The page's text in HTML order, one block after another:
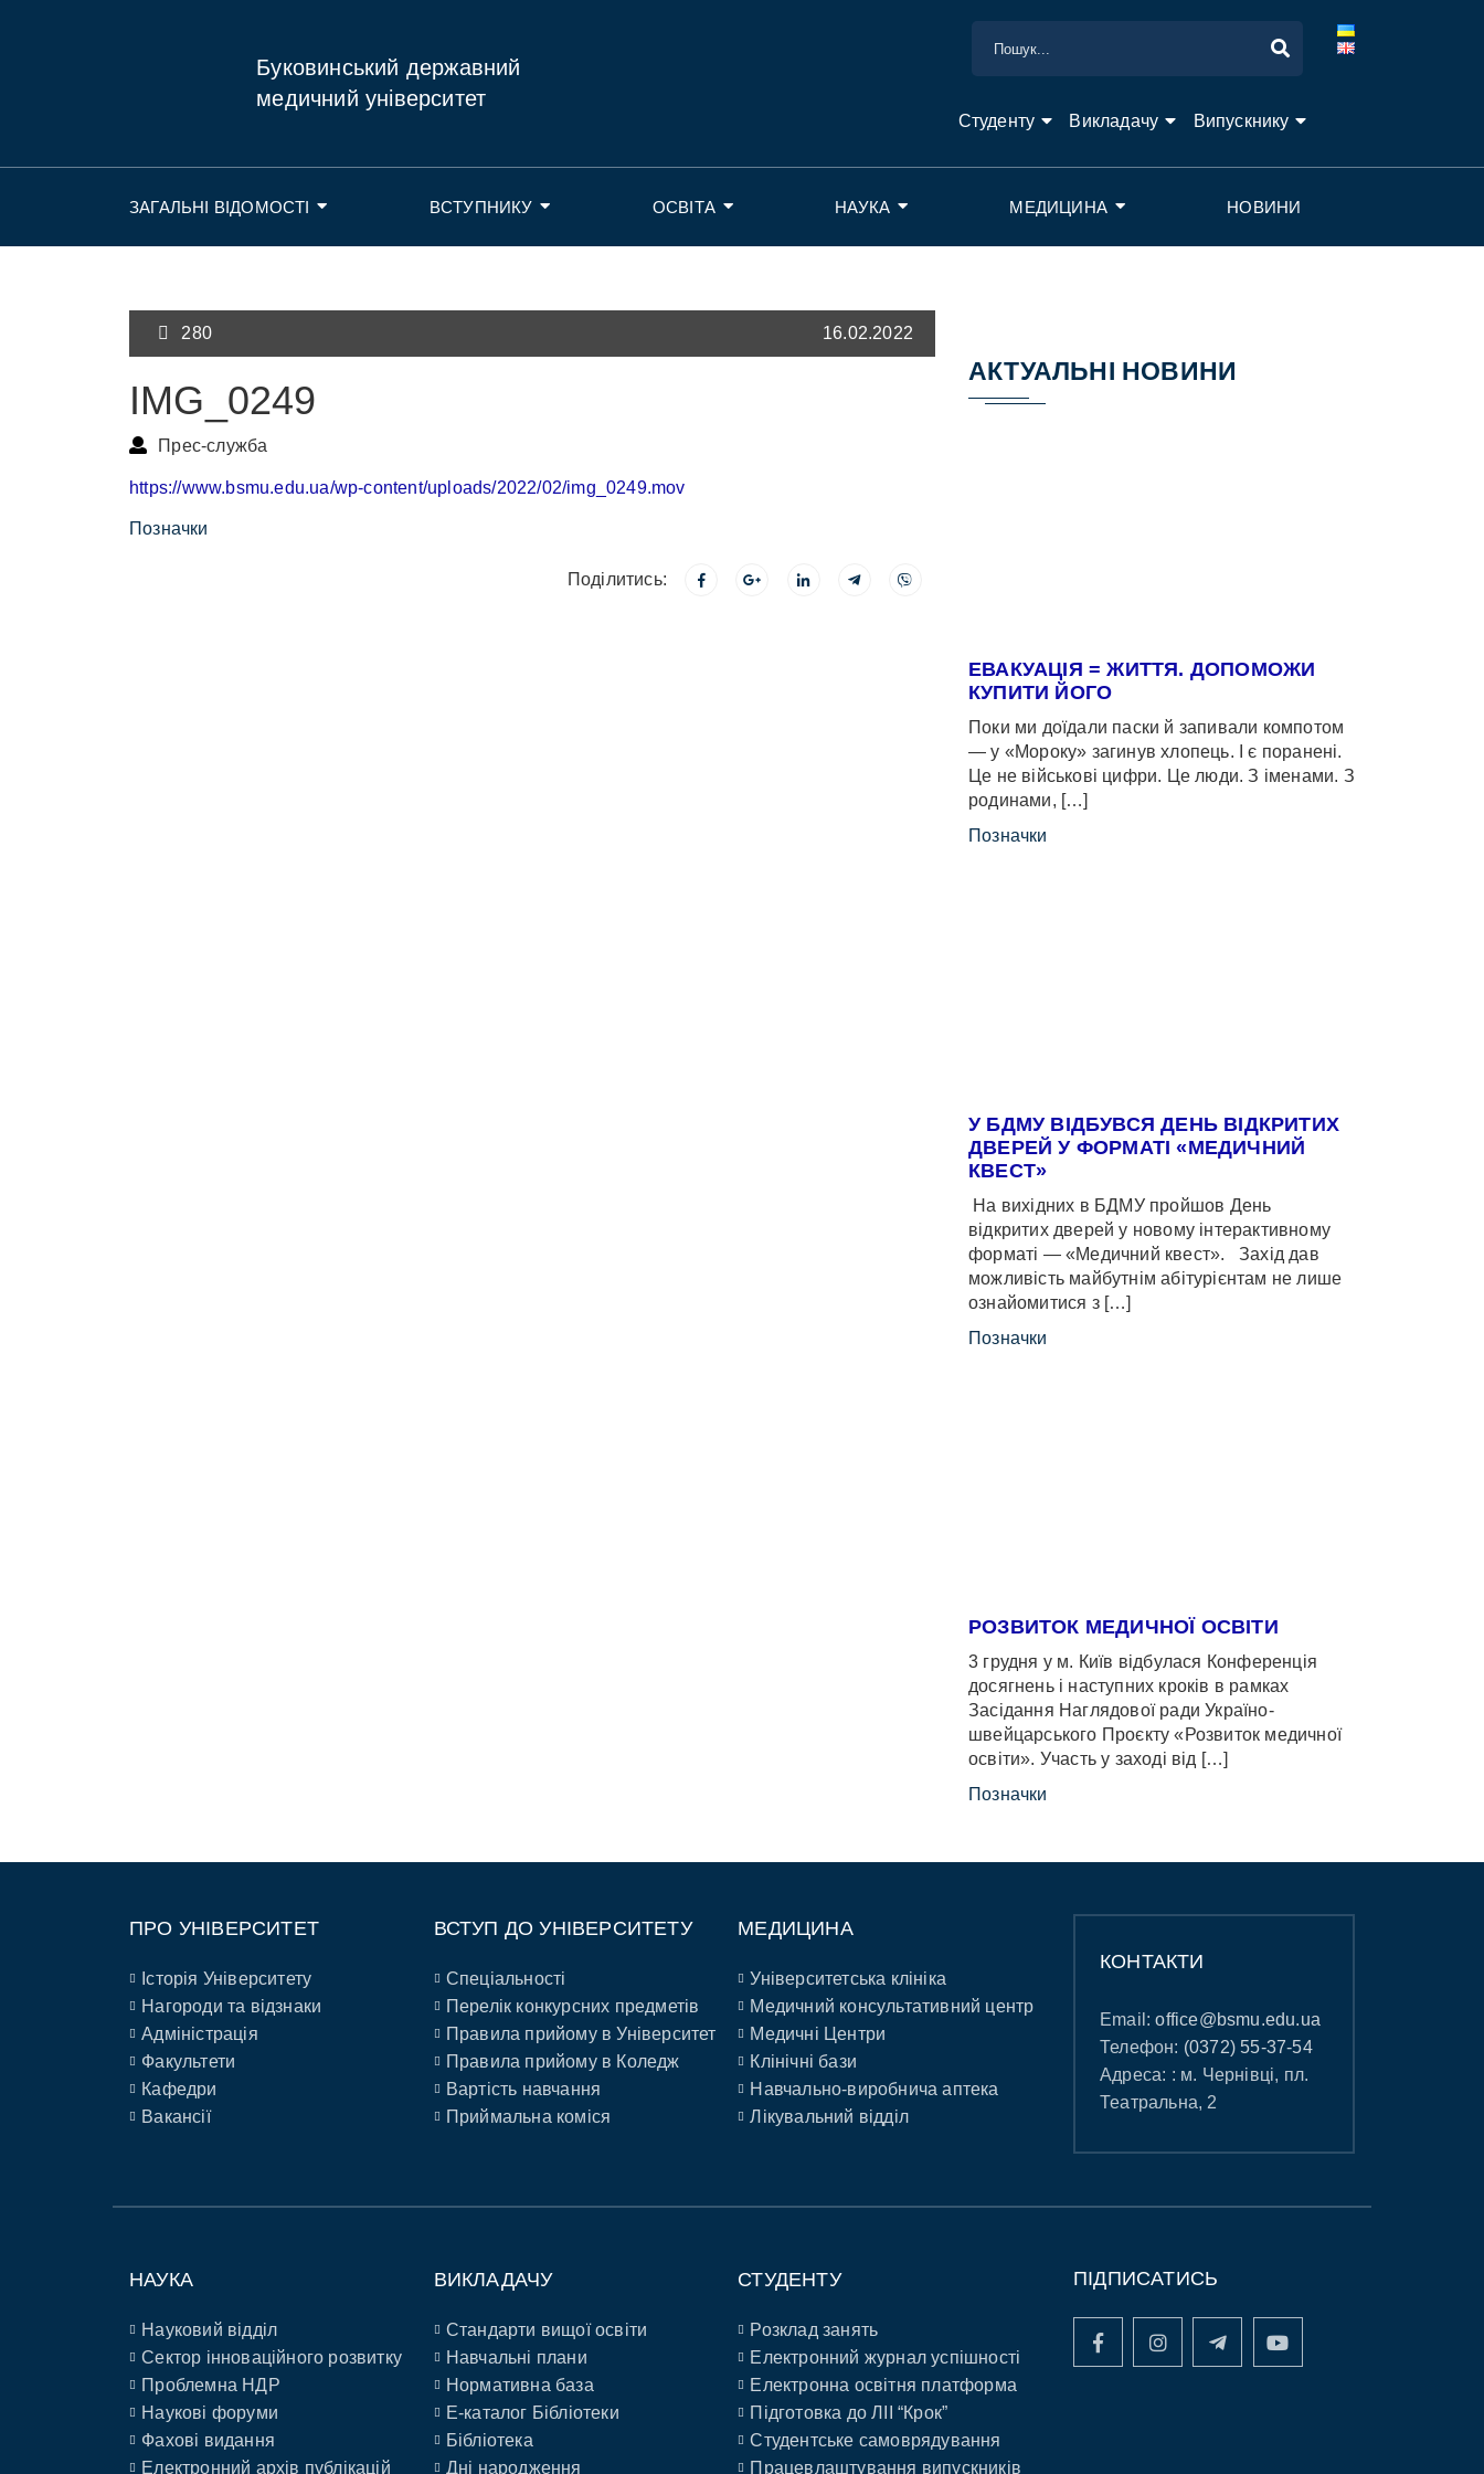
Буковинський державний
медичний університет
Студенту Викладачу Випускнику
ЗАГАЛЬНІ ВІДОМОСТІ ВСТУПНИКУ ОСВІТА НАУКА МЕДИЦИНА НОВИНИ
280 16.02.2022
IMG_0249
Прес-служба
https://www.bsmu.edu.ua/wp-content/uploads/2022/02/img_0249.mov
Позначки
Поділитись:
АКТУАЛЬНІ НОВИНИ
ЕВАКУАЦІЯ = ЖИТТЯ. ДОПОМОЖИ
КУПИТИ ЙОГО
Поки ми доїдали паски й запивали компотом
— у «Мороку» загинув хлопець. І є поранені.
Це не військові цифри. Це люди. З іменами. З
родинами, […]
Позначки
У БДМУ ВІДБУВСЯ ДЕНЬ ВІДКРИТИХ
ДВЕРЕЙ У ФОРМАТІ «МЕДИЧНИЙ
КВЕСТ»
На вихідних в БДМУ пройшов День
відкритих дверей у новому інтерактивному
форматі — «Медичний квест». Захід дав
можливість майбутнім абітурієнтам не лише
ознайомитися з […]
Позначки
РОЗВИТОК МЕДИЧНОЇ ОСВІТИ
3 грудня у м. Київ відбулася Конференція
досягнень і наступних кроків в рамках
Засідання Наглядової ради Україно-
швейцарського Проєкту «Розвиток медичної
освіти». Участь у заході від […]
Позначки
ПРО УНІВЕРСИТЕТ
Історія Університету
Нагороди та відзнаки
Адміністрація
Факультети
Кафедри
Вакансії
ВСТУП ДО УНІВЕРСИТЕТУ
Спеціальності
Перелік конкурсних предметів
Правила прийому в Університет
Правила прийому в Коледж
Вартість навчання
Приймальна коміся
МЕДИЦИНА
Університетська клініка
Медичний консультативний центр
Медичні Центри
Клінічні бази
Навчально-виробнича аптека
Лікувальний відділ
КОНТАКТИ
Email:office@bsmu.edu.ua
Телефон: (0372) 55-37-54
Адреса: : м. Чернівці, пл.
Театральна, 2
НАУКА
Науковий відділ
Сектор інноваційного розвитку
Проблемна НДР
Наукові форуми
Фахові видання
Електронний архів публікацій
ВИКЛАДАЧУ
Стандарти вищої освіти
Навчальні плани
Нормативна база
E-каталог Бібліотеки
Бібліотека
Дні народження
СТУДЕНТУ
Розклад занять
Електронний журнал успішності
Електронна освітня платформа
Підготовка до ЛІІ “Крок”
Студентське самоврядування
Працевлаштування випускників
ПІДПИСАТИСЬ